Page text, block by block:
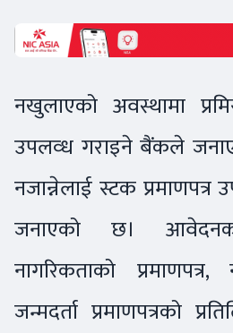
नखुलाएको अवस्थामा
उपलव्ध गराइने बैंकले
नजान्नेलाई स्टक
जनाएको छ।
नागरिकताको
जन्मदर्ता प्रमाणपत्रको